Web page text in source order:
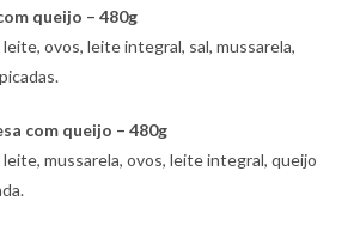
queijo – 480g
ovos, leite integral, sal, mussarela,
com queijo – 480g
mussarela, ovos, leite integral, queijo